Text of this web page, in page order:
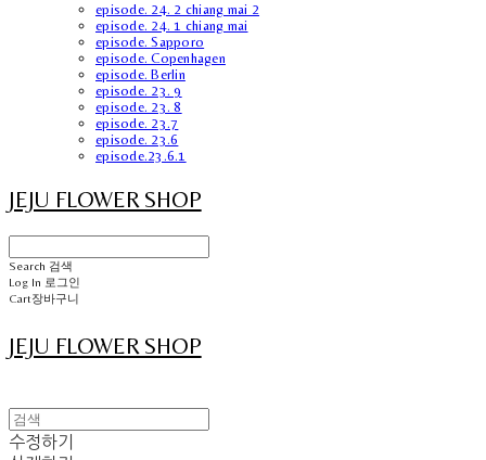
episode. 24. 2 chiang mai 2
episode. 24. 1 chiang mai
episode. Sapporo
episode. Copenhagen
episode. Berlin
episode. 23. 9
episode. 23. 8
episode. 23.7
episode. 23.6
episode.23.6.1
JEJU FLOWER SHOP
Search 검색
Log In 로그인
Cart장바구니
JEJU FLOWER SHOP
수정하기